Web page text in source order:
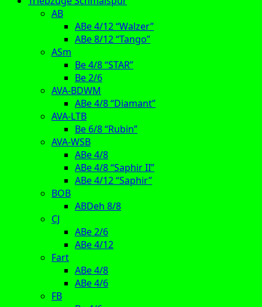
AB
ABe 4/12 “Walzer”
ABe 8/12 “Tango”
ASm
Be 4/8 “STAR”
Be 2/6
AVA-BDWM
ABe 4/8 “Diamant”
AVA-LTB
Be 6/8 “Rubin”
AVA-WSB
ABe 4/8
ABe 4/8 “Saphir II”
ABe 4/12 “Saphir”
BOB
ABDeh 8/8
CJ
ABe 2/6
ABe 4/12
Fart
ABe 4/8
ABe 4/6
FB